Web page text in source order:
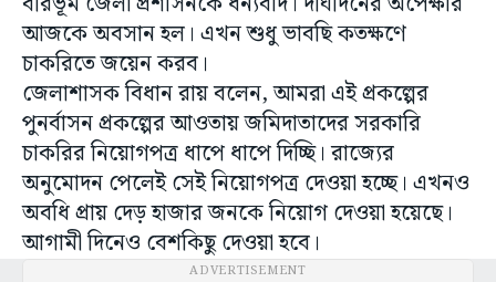
আজকে অবসান হল। এখন শুধু ভাবছি কতক্ষণে
চাকরিতে জয়েন করব।
জেলাশাসক বিধান রায় বলেন, আমরা এই প্রকল্পের
পুনর্বাসন প্রকল্পের আওতায় জমিদাতাদের সরকারি
চাকরির নিয়োগপত্র ধাপে ধাপে দিচ্ছি। রাজ্যের
অনুমোদন পেলেই সেই নিয়োগপত্র দেওয়া হচ্ছে। এখনও
অবধি প্রায় দেড় হাজার জনকে নিয়োগ দেওয়া হয়েছে।
আগামী দিনেও বেশকিছু দেওয়া হবে।
ADVERTISEMENT